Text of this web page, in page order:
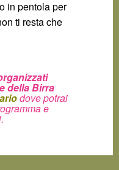
in pentola per
ti resta che
della Birra
dove potrai
e